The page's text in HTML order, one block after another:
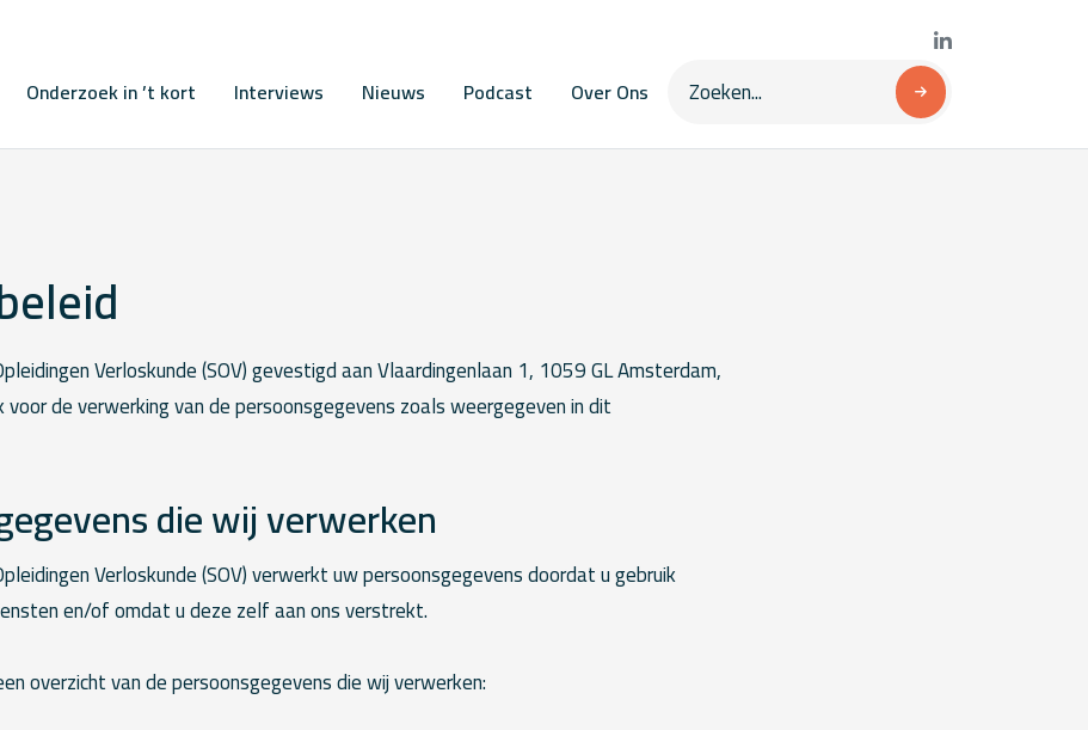
Onderzoek in ’t kort Interviews Nieuws Podcast Over Ons
Verloskunde (SOV) gevestigd aan Vlaardingenlaan 1, 1059 GL Amsterdam,
de verwerking van de persoonsgegevens zoals weergegeven in dit
die wij verwerken
Verloskunde (SOV) verwerkt uw persoonsgegevens doordat u gebruik
en/of omdat u deze zelf aan ons verstrekt.
overzicht van de persoonsgegevens die wij verwerken: